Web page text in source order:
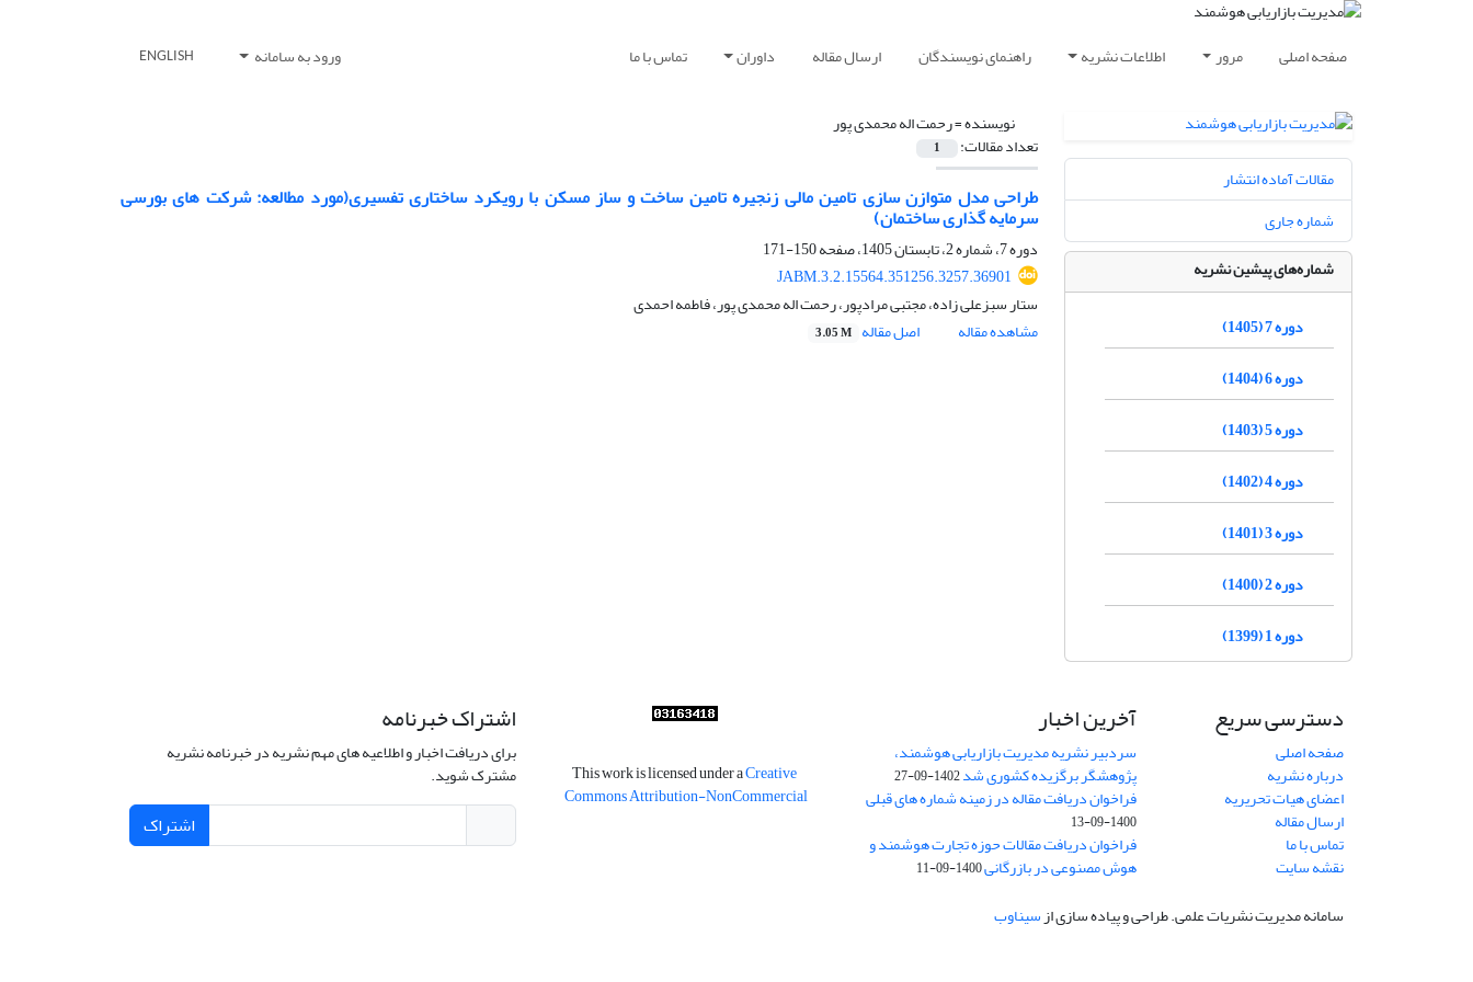
صفحه اصلی مرور اطلاعات نشریه راهنمای نویسندگان ارسال مقاله داوران تماس با ما ورود به سامانه ENGLISH
نویسنده =رحمت اله محمدی پور
تعداد مقالات: 1
طراحی مدل متوازن سازی تامین مالی زنجیره تامین ساخت و ساز مسکن با رویکرد ساختاری تفسیری(مورد مطالعه: شرکت های بورسی
سرمایه گذاری ساختمان)
دوره 7، شماره 2، تابستان 1405، صفحه
150-171
JABM.3.2.15564.351256.3257.36901
ستار سبزعلی زاده، مجتبی مرادپور، رحمت اله محمدی پور، فاطمه احمدی
مشاهده مقاله
اصل مقاله 3.05 M
مقالات آماده انتشار
شماره جاری
شماره‌های پیشین نشریه
دوره 7 (1405)
دوره 6 (1404)
دوره 5 (1403)
دوره 4 (1402)
دوره 3 (1401)
دوره 2 (1400)
دوره 1 (1399)
دسترسی سریع
صفحه اصلی
درباره نشریه
اعضای هیات تحریریه
ارسال مقاله
تماس با ما
نقشه سایت
آخرین اخبار
سردبیر نشریه مدیریت بازاریابی هوشمند،
پژوهشگر برگزیده کشوری شد1402-09-27
فراخوان دریافت مقاله در زمینه شماره های قبلی
1400-09-13
فراخوان دریافت مقالات حوزه تجارت هوشمند و
هوش مصنوعی در بازرگانی1400-09-11
This work is licensed under aCreative
Commons Attribution-NonCommercial
اشتراک خبرنامه
برای دریافت اخبار و اطلاعیه های مهم نشریه در خبرنامه نشریه
مشترک شوید.
اشتراک
سامانه مدیریت نشریات علمی.طراحی و پیاده سازی ازسیناوب